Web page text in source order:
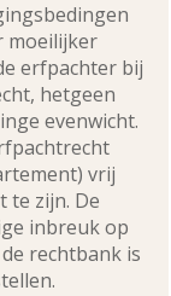
moeilijker
erfpachter bij
hetgeen
evenwicht.
vrij
te zijn. De
inbreuk op
rechtbank is